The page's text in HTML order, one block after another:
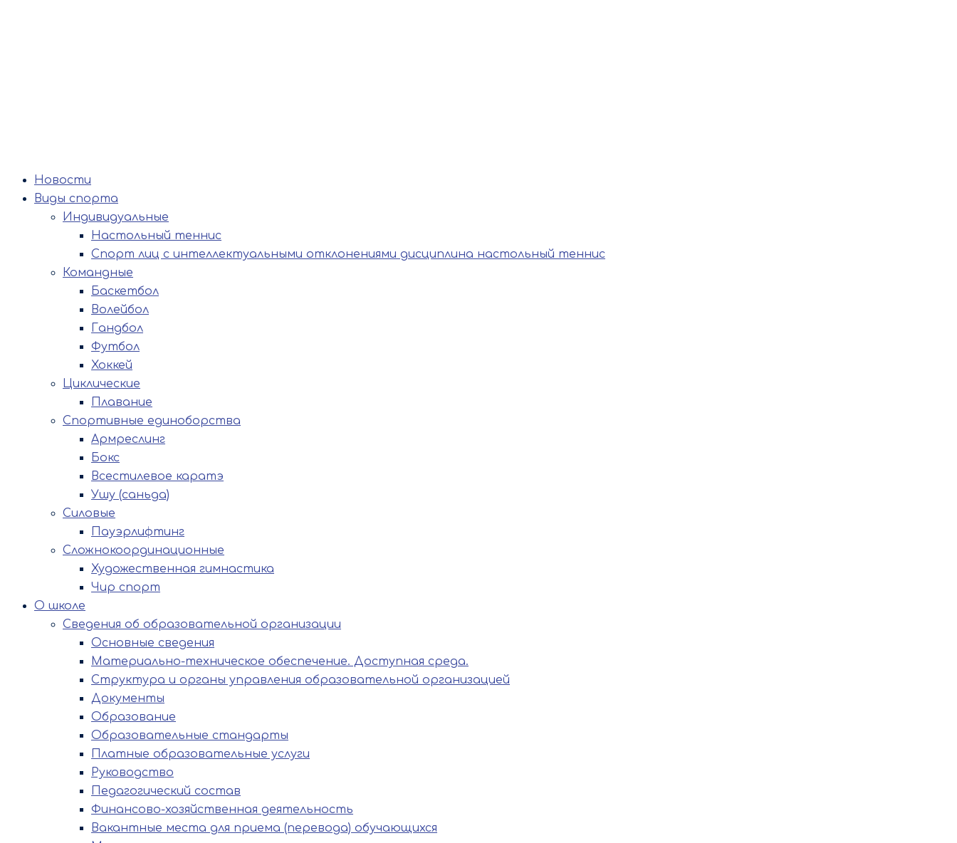
Новости
Виды спорта
Индивидуальные
Настольный теннис
Спорт лиц с интеллектуальными отклонениями дисциплина настольный теннис
Командные
Баскетбол
Волейбол
Гандбол
Футбол
Хоккей
Циклические
Плавание
Спортивные единоборства
Армреслинг
Бокс
Всестилевое каратэ
Ушу (саньда)
Силовые
Пауэрлифтинг
Сложнокоординационные
Художественная гимнастика
Чир спорт
О школе
Сведения об образовательной организации
Основные сведения
Материально-техническое обеспечение. Доступная среда.
Структура и органы управления образовательной организацией
Документы
Образование
Образовательные стандарты
Платные образовательные услуги
Руководство
Педагогический состав
Финансово-хозяйственная деятельность
Вакантные места для приема (перевода) обучающихся